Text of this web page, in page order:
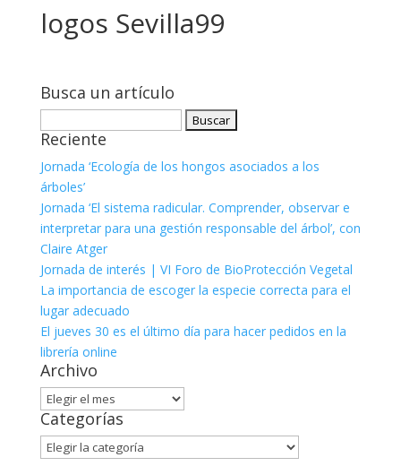
logos Sevilla99
Busca un artículo
Reciente
Jornada ‘Ecología de los hongos asociados a los
árboles’
Jornada ‘El sistema radicular. Comprender, observar e
interpretar para una gestión responsable del árbol’, con
Claire Atger
Jornada de interés | VI Foro de BioProtección Vegetal
La importancia de escoger la especie correcta para el
lugar adecuado
El jueves 30 es el último día para hacer pedidos en la
librería online
Archivo
Archivo
Categorías
Categorías